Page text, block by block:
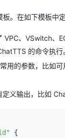
。在如下模板中定
VPC、VSwitch、
的命令执行
用的参数，比如可
义输出，比如
{